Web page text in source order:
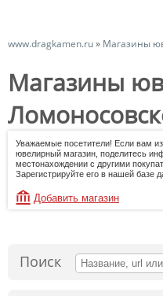
www.dragkamen.ru» Магазины
Магазины
Уважаемые посетители! Если вам
ювелирный магазин, поделитесь
местонахождении с другими
Зарегистрируйте его в нашей базе
Добавить магазин
Поиск